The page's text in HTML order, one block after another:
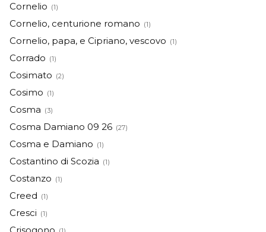
Cornelio (1)
Cornelio, centurione romano (1)
Cornelio, papa, e Cipriano, vescovo (1)
Corrado (1)
Cosimato (2)
Cosimo (1)
Cosma (3)
Cosma Damiano 09 26 (27)
Cosma e Damiano (1)
Costantino di Scozia (1)
Costanzo (1)
Creed (1)
Cresci (1)